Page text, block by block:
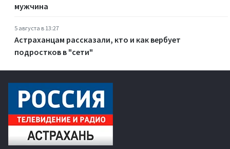
мужчина
5 августа в 13:27
Астраханцам рассказали, кто и как вербует
подростков в "сети"